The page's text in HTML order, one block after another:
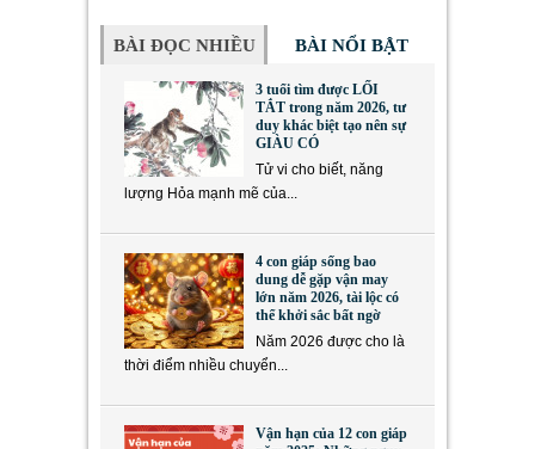
BÀI ĐỌC NHIỀU BÀI NỔI BẬT
3 tuổi tìm được LỐI
TẮT trong năm 2026, tư
duy khác biệt tạo nên sự
GIÀU CÓ
Tử vi cho biết, năng
lượng Hỏa mạnh mẽ của...
4 con giáp sống bao
dung dễ gặp vận may
lớn năm 2026, tài lộc có
thể khởi sắc bất ngờ
Năm 2026 được cho là
thời điểm nhiều chuyển...
Vận hạn của 12 con giáp